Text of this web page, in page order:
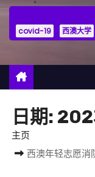
covid-19 西澳大学
日期:
主页
西澳年轻志愿